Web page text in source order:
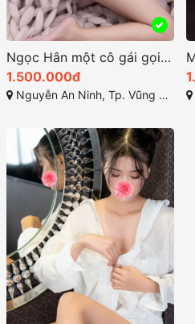
Ngọc Hân một cô gái gọi vũng tàu xinh bông hoa rạng rỡ
1.500.000đ
Nguyễn An Ninh, Tp. Vũng Tàu, Bà Rịa - Vũng Tàu